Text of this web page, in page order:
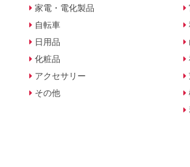
家電・電化製品
自転車
日用品
化粧品
アクセサリー
その他